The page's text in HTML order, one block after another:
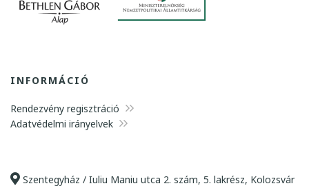
INFORMÁCIÓ
Rendezvény regisztráció
Adatvédelmi irányelvek
Szentegyház / Iuliu Maniu utca 2. szám, 5. lakrész, Kolozsvár